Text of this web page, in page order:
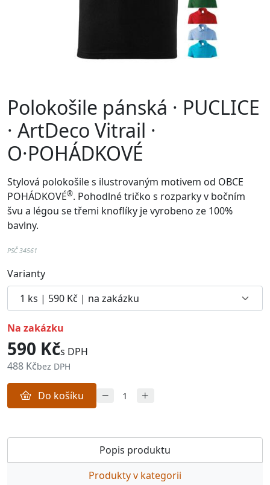
Polokošile pánská · PUCLICE
· ArtDeco Vitrail ·
O·POHÁDKOVÉ
Stylová polokošile s ilustrovaným motivem od OBCE
POHÁDKOVÉ®. Pohodlnétričko s rozparky v bočním
švu a légou se třemi knoflíky je vyrobeno ze 100%
bavlny.
PSČ 34561
Varianty
na zakázku
590 Kčs DPH
488 Kčbez DPH
Do košíku
Popis produktu
Produkty v kategorii